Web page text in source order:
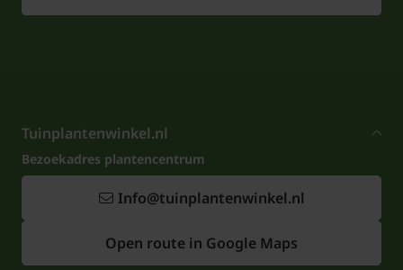
Tuinplantenwinkel.nl
Bezoekadres plantencentrum
Info@tuinplantenwinkel.nl
Open route in Google Maps